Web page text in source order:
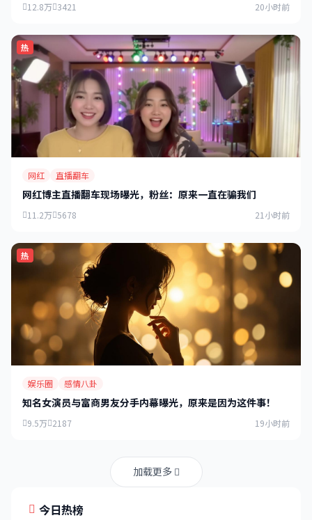
12.8万 3421 20小时前
热
网红 直播翻车
网红博主直播翻车现场曝光，粉丝：原来一直在骗我们
11.2万 5678 21小时前
热
娱乐圈 感情八卦
知名女演员与富商男友分手内幕曝光，原来是因为这件事！
9.5万 2187 19小时前
加载更多
今日热榜